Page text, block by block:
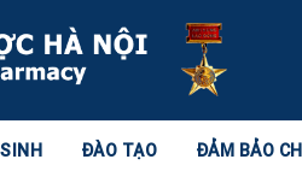
ĐÀO TẠO ĐẢM BẢO